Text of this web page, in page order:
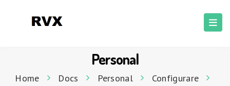
Personal
Home Docs Personal
Configurare